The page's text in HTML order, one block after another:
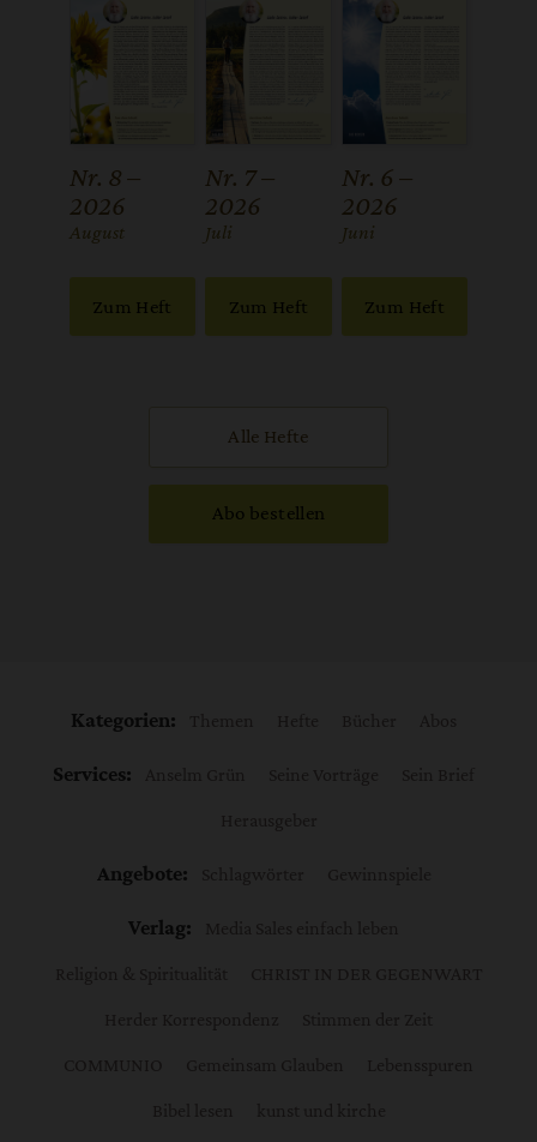
Nr. 8 –
2026
:
August
Zum Heft
Nr. 7 –
2026
:
Juli
Zum Heft
Nr. 6 –
2026
:
Juni
Zum Heft
Alle Hefte
Abo bestellen
Kategorien:
Services:
Angebote:
Verlag: